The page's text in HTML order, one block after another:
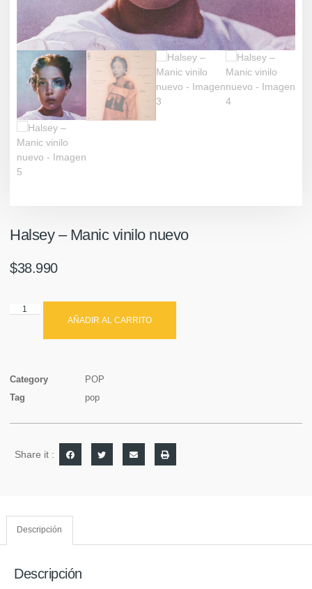
Halsey ‎– Manic vinilo nuevo
$38.990
AÑADIR AL CARRITO
Category
POP
Tag
pop
Share it :
Descripción
Descripción